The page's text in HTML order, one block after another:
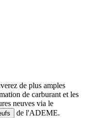
de plus amples
de carburant et les
neuves via le
de l'ADEME.